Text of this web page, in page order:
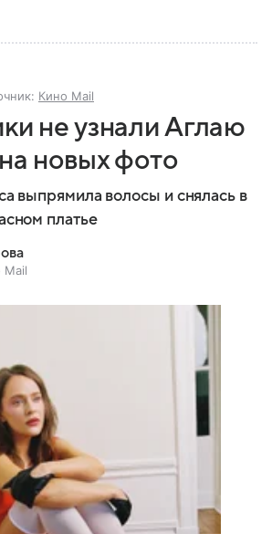
Кино Mail
не узнали Аглаю
новых фото
выпрямила волосы и снялась в
платье
Mail